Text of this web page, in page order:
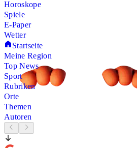
Horoskope
Spiele
E-Paper
Wetter
Startseite
Meine Region
Top News
Sport
Rubriken
Orte
Themen
Autoren